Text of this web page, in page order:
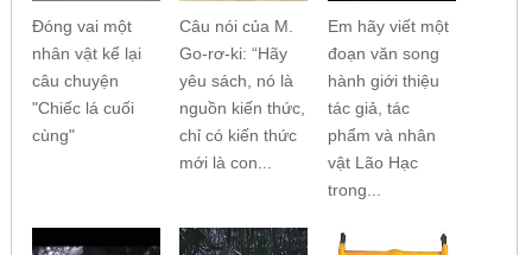
Đóng vai một
nhân vật kể lại
câu chuyện
"Chiếc lá cuối
cùng"
Câu nói của M.
Go-rơ-ki: “Hãy
yêu sách, nó là
nguồn kiến thức,
chỉ có kiến thức
mới là con...
Em hãy viết một
đoạn văn song
hành giới thiệu
tác giả, tác
phẩm và nhân
vật Lão Hạc
trong...